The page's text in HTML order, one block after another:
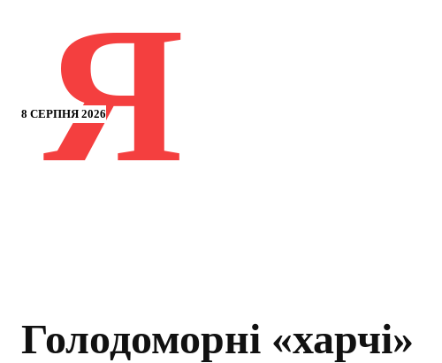
8 СЕРПНЯ 2026
Я
Голодоморні «харчі»